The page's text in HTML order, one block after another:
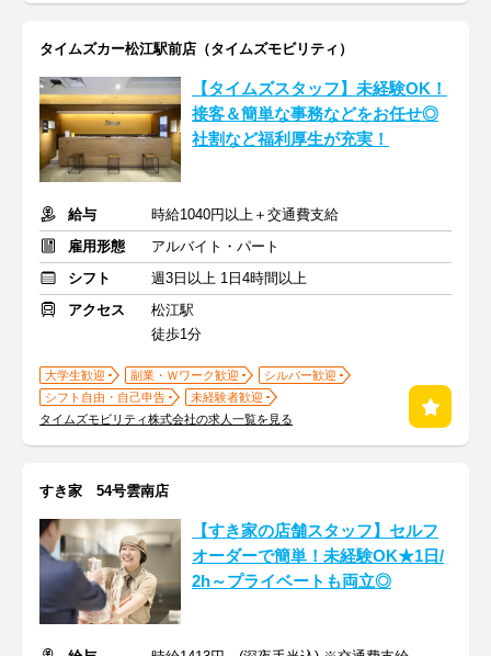
タイムズカー松江駅前店（タイムズモビリティ）
【タイムズスタッフ】未経験OK！
接客＆簡単な事務などをお任せ◎
社割など福利厚生が充実！
給与
時給1040円以上＋交通費支給
雇用形態
アルバイト・パート
シフト
週3日以上 1日4時間以上
アクセス
松江駅
徒歩1分
大学生歓迎 副業・Ｗワーク歓迎
シルバー歓迎
シフト自由・自己申告
未経験者歓迎
タイムズモビリティ株式会社の求人一覧を見る
すき家 54号雲南店
【すき家の店舗スタッフ】セルフ
オーダーで簡単！未経験OK★1日/
2h～プライベートも両立◎